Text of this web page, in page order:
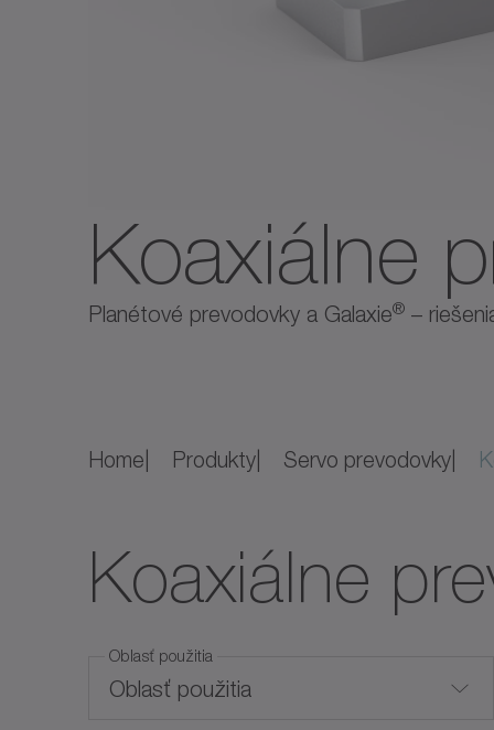
Koaxiálne
Planétové prevodovky a Galaxie® –
Home Produkty Servo prevodovky
Koaxiálne
Oblasť použitia
Oblasť použitia